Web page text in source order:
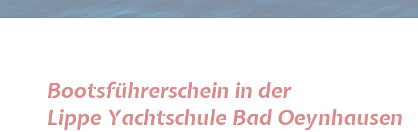
Bootsführerschein in der
Lippe Yachtschule Bad Oeynhausen